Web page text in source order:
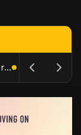
The Batman : Part II – Robert Pattinson replonge dans les ténèbres de Gotham dès octobre 2027